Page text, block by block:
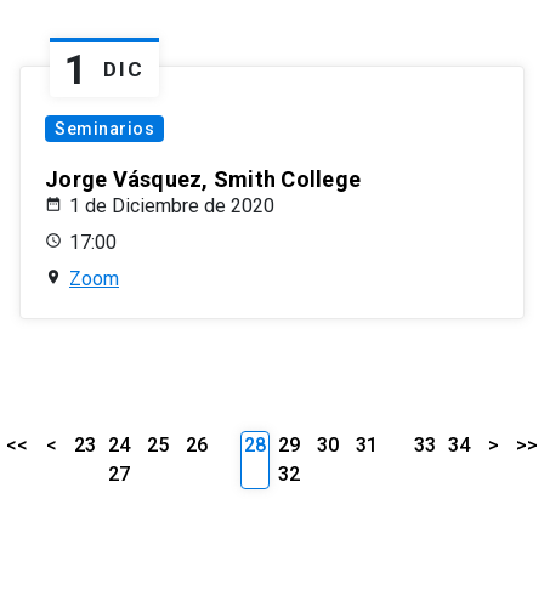
1 DIC
Seminarios
Jorge Vásquez, Smith College
1 de Diciembre de 2020
17:00
Zoom
<< < 23 24 25
26
27
28 29 30
31
32
33 34 > >>